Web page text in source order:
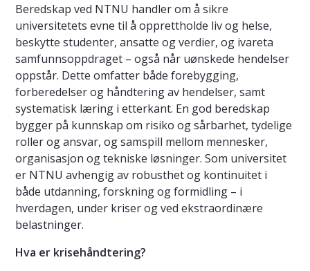
Beredskap ved NTNU handler om å sikre
universitetets evne til å opprettholde liv og helse,
beskytte studenter, ansatte og verdier, og ivareta
samfunnsoppdraget – også når uønskede hendelser
oppstår. Dette omfatter både forebygging,
forberedelser og håndtering av hendelser, samt
systematisk læring i etterkant. En god beredskap
bygger på kunnskap om risiko og sårbarhet, tydelige
roller og ansvar, og samspill mellom mennesker,
organisasjon og tekniske løsninger. Som universitet
er NTNU avhengig av robusthet og kontinuitet i
både utdanning, forskning og formidling – i
hverdagen, under kriser og ved ekstraordinære
belastninger.
Hva er krisehåndtering?